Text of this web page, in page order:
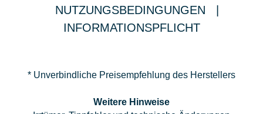
NUTZUNGSBEDINGUNGEN
INFORMATIONSPFLICHT
* Unverbindliche Preisempfehlung des Herstellers
Weitere Hinweise